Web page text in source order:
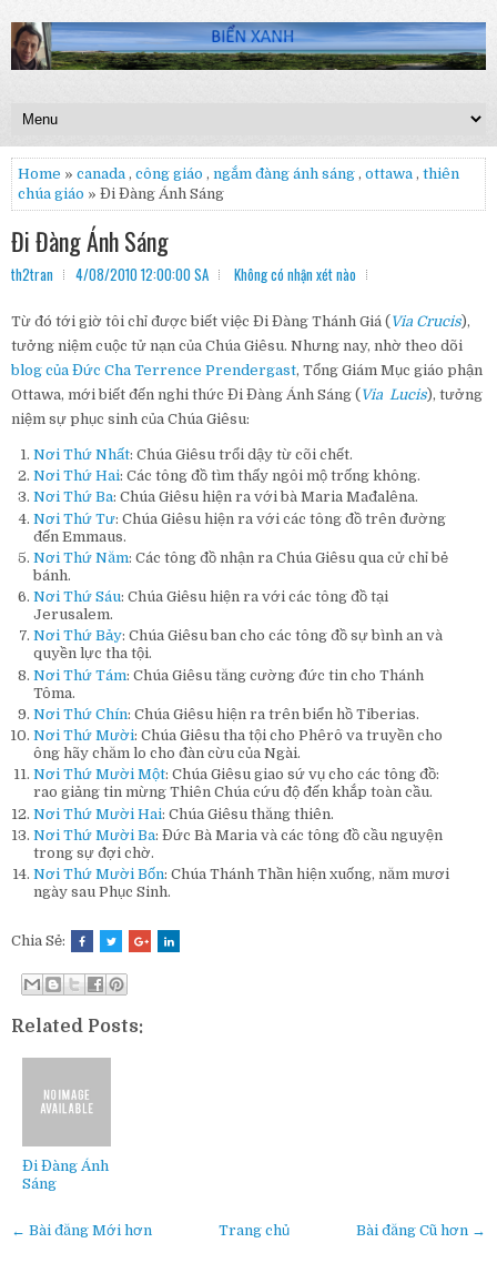
Home » canada , công giáo , ngắm đàng ánh sáng , ottawa , thiên
chúa giáo » Đi Đàng Ánh Sáng
Đi Đàng Ánh Sáng
th2tran 4/08/2010 12:00:00 SA Không có nhận xét nào
Từ đó tới giờ tôi chỉ được biết việc Đi Đàng Thánh Giá ( Via Crucis),
tưởng niệm cuộc tử nạn của Chúa Giêsu. Nhưng nay, nhờ theo dõi
blog của Đức Cha Terrence Prendergast, Tổng Giám Mục giáo phận
Ottawa, mới biết đến nghi thức Đi Đàng Ánh Sáng ( Via Lucis), tưởng
niệm sự phục sinh của Chúa Giêsu:
Nơi Thứ Nhất: Chúa Giêsu trổi dậy từ cõi chết.
Nơi Thứ Hai: Các tông đồ tìm thấy ngôi mộ trống không.
Nơi Thứ Ba: Chúa Giêsu hiện ra với bà Maria Mađalêna.
Nơi Thứ Tư: Chúa Giêsu hiện ra với các tông đồ trên đường
đến Emmaus.
Nơi Thứ Năm: Các tông đồ nhận ra Chúa Giêsu qua cử chỉ bẻ
bánh.
Nơi Thứ Sáu: Chúa Giêsu hiện ra với các tông đồ tại
Jerusalem.
Nơi Thứ Bảy: Chúa Giêsu ban cho các tông đồ sự bình an và
quyền lực tha tội.
Nơi Thứ Tám: Chúa Giêsu tăng cường đức tin cho Thánh
Tôma.
Nơi Thứ Chín: Chúa Giêsu hiện ra trên biển hồ Tiberias.
Nơi Thứ Mười: Chúa Giêsu tha tội cho Phêrô va truyền cho
ông hãy chăm lo cho đàn cừu của Ngài.
Nơi Thứ Mười Một: Chúa Giêsu giao sứ vụ cho các tông đồ:
rao giảng tin mừng Thiên Chúa cứu độ đến khắp toàn cầu.
Nơi Thứ Mười Hai: Chúa Giêsu thăng thiên.
Nơi Thứ Mười Ba: Đức Bà Maria và các tông đồ cầu nguyện
trong sự đợi chờ.
Nơi Thứ Mười Bốn: Chúa Thánh Thần hiện xuống, năm mươi
ngày sau Phục Sinh.
Chia Sẻ:
Related Posts:
Đi Đàng Ánh
Sáng
← Bài đăng Mới hơn Bài đăng Cũ hơn →
Trang chủ